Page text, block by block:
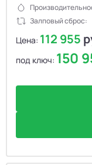
Залповый сброс:
Цена: 112 955
под ключ: 150